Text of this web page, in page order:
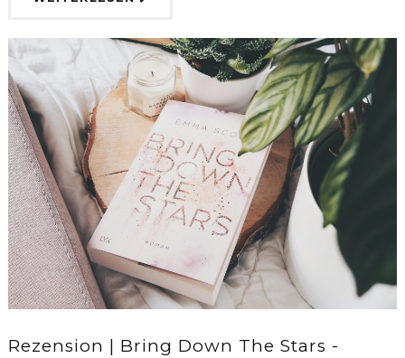
Rezension | Bring Down The Stars -